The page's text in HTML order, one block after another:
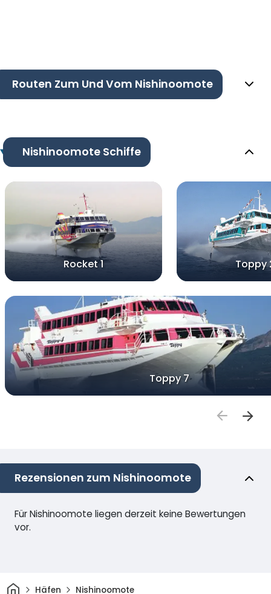
Routen Zum Und Vom Nishinoomote
Nishinoomote Schiffe
Rocket 1 Toppy
Toppy 7
Rezensionen zum Nishinoomote
Für Nishinoomote liegen derzeit keine Bewertungen
vor.
HeimHäfen Nishinoomote